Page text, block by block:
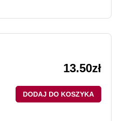
13.50zł
DODAJ DO KOSZYKA